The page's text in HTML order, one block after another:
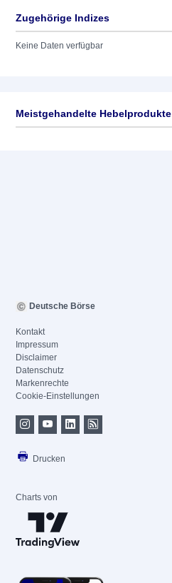
Zugehörige Indizes
Keine Daten verfügbar
Meistgehandelte Hebelprodukte
Deutsche Börse
Kontakt
Impressum
Disclaimer
Datenschutz
Markenrechte
Cookie-Einstellungen
Drucken
Charts von